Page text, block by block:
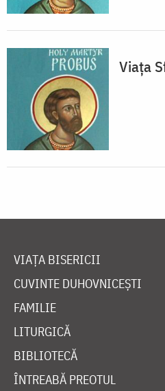
Viaţa
VIAȚA BISERICII
CUVINTE DUHOVNICEȘTI
FAMILIE
LITURGICĂ
BIBLIOTECĂ
ÎNTREABĂ PREOTUL